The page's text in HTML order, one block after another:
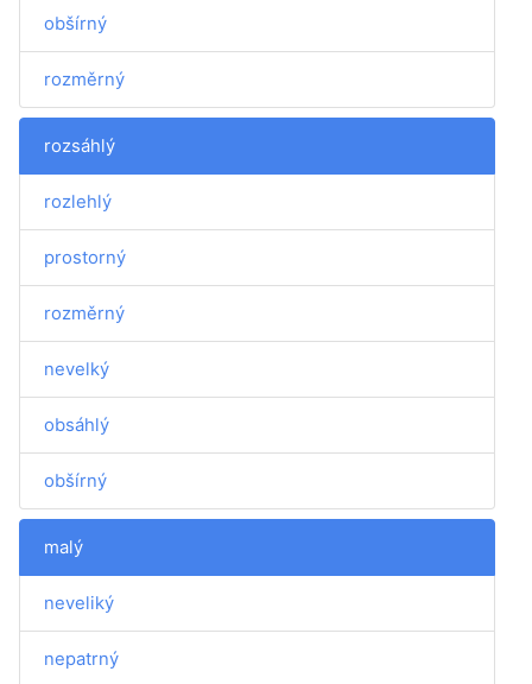
obšírný
rozměrný
rozsáhlý
rozlehlý
prostorný
rozměrný
nevelký
obsáhlý
obšírný
malý
neveliký
nepatrný